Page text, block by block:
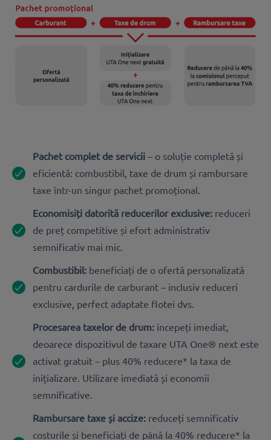
Pachet complet de servicii – o soluție completă și
eficientă: combustibil, taxe de drum și rambursare
taxe într-un singur pachet promoțional.
Economisiți datorită reducerilor exclusive: reduceri
de preț competitive și efort administrativ
semnificativ mai mic.
Combustibil: beneficiați de o ofertă personalizată
pentru cardurile de carburant – inclusiv reduceri
exclusive, perfect adaptate flotei dvs.
Procesarea taxelor de drum: începeți imediat,
deoarece dispozitivul de taxare UTA One® next este
activat gratuit – plus 40% reducere* la taxa de
inițializare. Utilizare imediată și economii
semnificative.
Rambursare taxe și accize: reduceți semnificativ
costurile și beneficiați de până la 40% reducere* la